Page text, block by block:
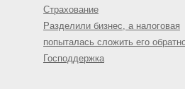
Страхование
Разделили бизнес, а налоговая
попыталась сложить его
Господдержка